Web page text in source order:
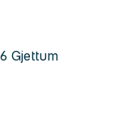
Gjettum